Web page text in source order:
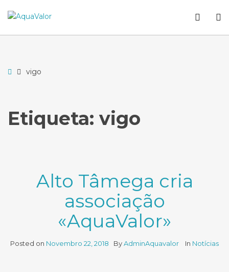
vigo
Homevigo
Etiqueta: vigo
Alto Tâmega cria
associação
«AquaValor»
Posted on Novembro 22, 2018 ByAdminAquavalor In Notícias